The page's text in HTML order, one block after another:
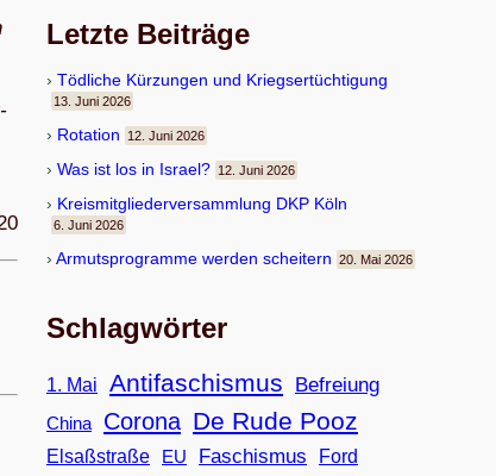
Letzte Beiträge
Töd­li­che Kür­zun­gen und Kriegsertüchtigung
13. Juni 2026
Rota­tion 12. Juni 2026
Was ist los in Israel? 12. Juni 2026
Kreis­mit­glie­der­ver­samm­lung DKP Köln
6. Juni 2026
Armuts­pro­gramme wer­den scheitern 20. Mai 2026
Schlagwörter
1. Mai Antifaschismus Befreiung
China Corona De Rude Pooz
Elsaßstraße EU Faschismus
Ford